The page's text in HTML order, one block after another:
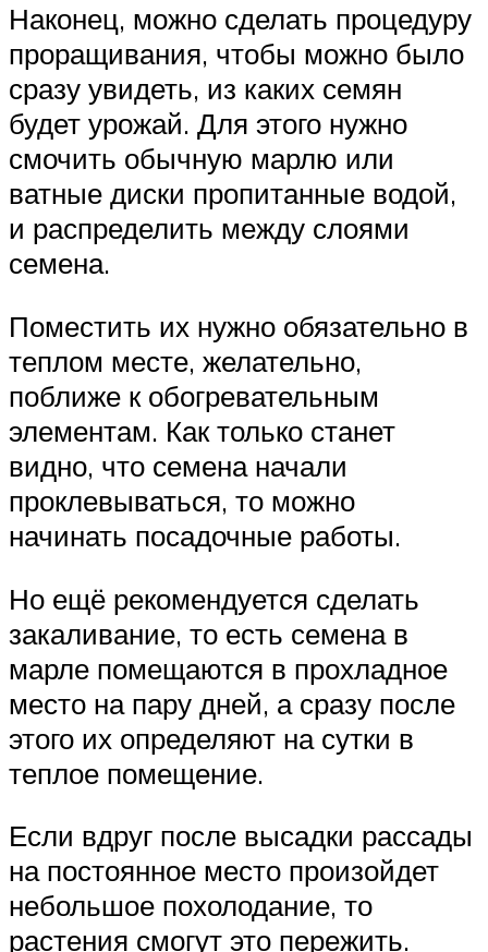
Наконец, можно сделать процедуру
проращивания, чтобы можно было
сразу увидеть, из каких семян
будет урожай. Для этого нужно
смочить обычную марлю или
ватные диски пропитанные водой,
и распределить между слоями
семена.
Поместить их нужно обязательно в
теплом месте, желательно,
поближе к обогревательным
элементам. Как только станет
видно, что семена начали
проклевываться, то можно
начинать посадочные работы.
Но ещё рекомендуется сделать
закаливание, то есть семена в
марле помещаются в прохладное
место на пару дней, а сразу после
этого их определяют на сутки в
теплое помещение.
Если вдруг после высадки рассады
на постоянное место произойдет
небольшое похолодание, то
растения смогут это пережить.